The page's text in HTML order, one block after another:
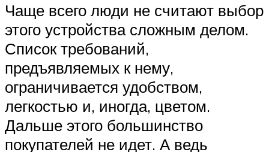
Чаще всего люди не считают выбор
этого устройства сложным делом.
Список требований,
предъявляемых к нему,
ограничивается удобством,
легкостью и, иногда, цветом.
Дальше этого большинство
покупателей не идет. А ведь